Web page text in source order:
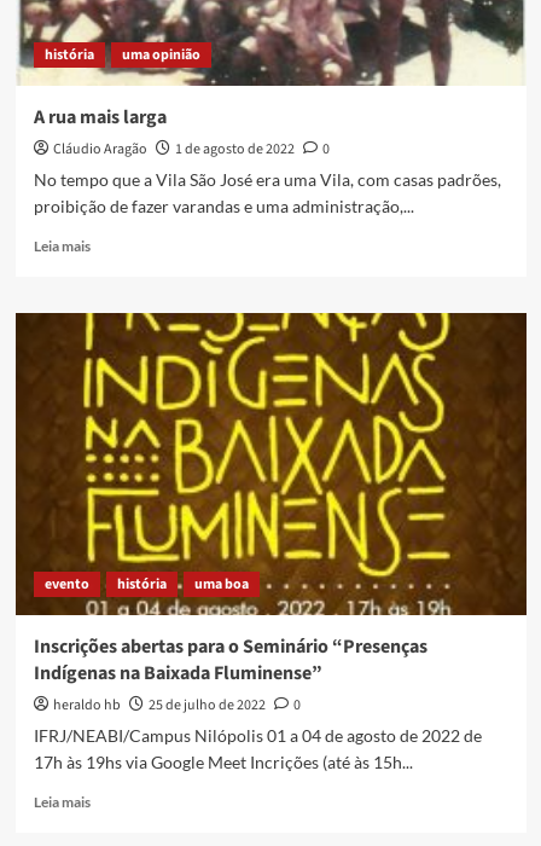
parada
na
baixada
fluminense
história uma opinião
A rua mais larga
Cláudio Aragão 1 de agosto de 2022
0
No tempo que a Vila São José era uma Vila, com casas padrões,
proibição de fazer varandas e uma administração,...
Leia maisRead
A
rua
mais
larga
evento história uma boa
Inscrições abertas para o Seminário “Presenças
Indígenas na Baixada Fluminense”
heraldo hb 25 de julho de 2022
0
IFRJ/NEABI/Campus Nilópolis 01 a 04 de agosto de 2022 de
17h às 19hs via Google Meet Incrições (até às 15h...
Leia maisRead